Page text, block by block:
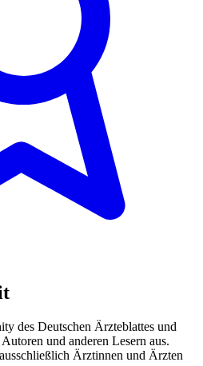
des Deutschen Ärzteblattes und
und anderen Lesern aus.
Ärztinnen und Ärzten